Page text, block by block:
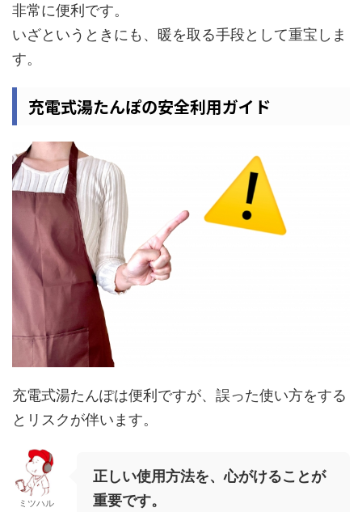
非常に便利です。
いざというときにも、暖を取る手段として重宝しま
す。
充電式湯たんぽの安全利用ガイド
充電式湯たんぽは便利ですが、誤った使い方をする
とリスクが伴います。
ミツハル
正しい使用方法を、心がけることが
重要です。